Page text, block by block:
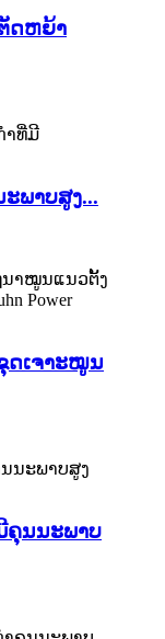
ດຫຍ້າ
ພາບສູງ...
ດເຈາະໝູນ
ຄຸນນະພາບ